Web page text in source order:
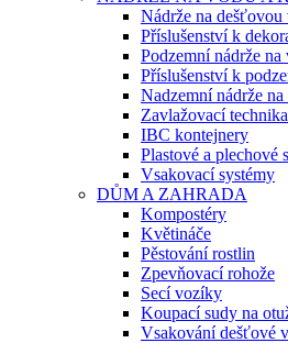
Nádrže na dešťovou
Příslušenství k
Podzemní nádrže na
Příslušenství k
Nadzemní nádrže na
Zavlažovací technika
IBC kontejnery
Plastové a plechové
Vsakovací systémy
DŮM A ZAHRADA
Kompostéry
Květináče
Pěstování rostlin
Zpevňovací rohože
Secí vozíky
Koupací sudy na
Vsakování dešťové